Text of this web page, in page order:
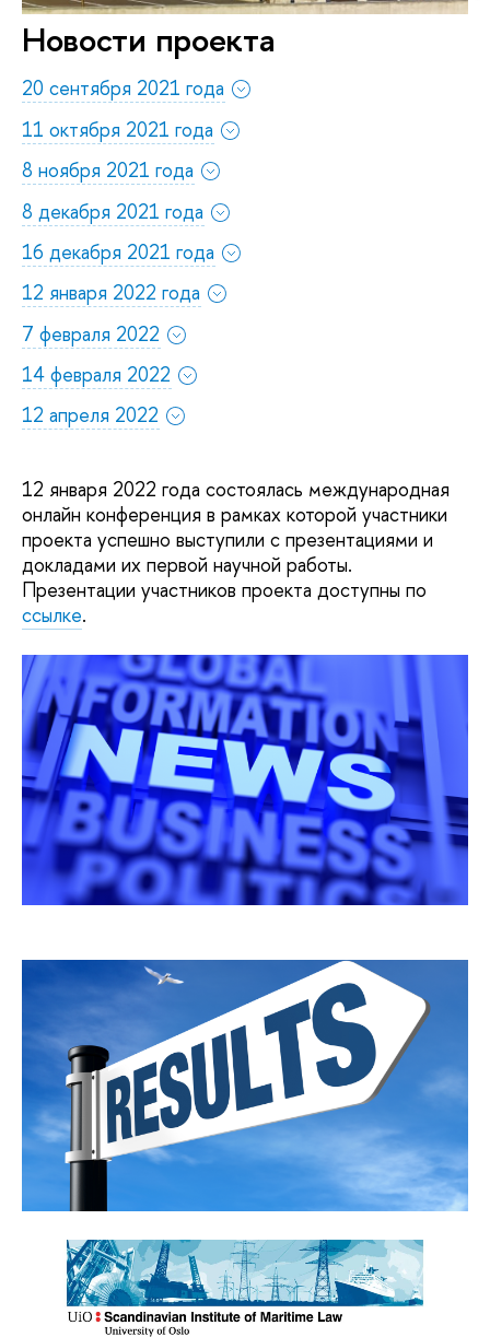
Новости проекта
20 сентября 2021 года
11 октября 2021 года
8 ноября 2021 года
8 декабря 2021 года
16 декабря 2021 года
12 января 2022 года
7 февраля 2022
14 февраля 2022
12 апреля 2022
12 января 2022 года состоялась международная
онлайн конференция в рамках которой участники
проекта успешно выступили с презентациями и
докладами их первой научной работы.
Презентации участников проекта доступны по
ссылке.